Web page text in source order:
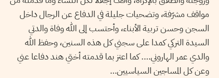
مواقف مشرّفة، وتضحيات جليلة في الدفاع عن الرجال داخل
السجن وحسن تربية الأبناء، وأحتسب إلى الله وفاة والدتي
السيدة التركي كمدا على سجني كل هذه السنين، وحفظ الله
والدي عمر الهاروني…. كما اعتز بما قدمته أختي هند دفاعا عني
وعن كل المساجين السياسيين…